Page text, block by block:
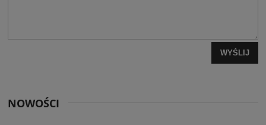
WYŚLIJ
NOWOŚCI